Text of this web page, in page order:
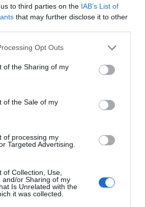
to third parties on the IAB’s List of
that may further disclose it to other
Opt Outs
of the Sharing of my
of the Sale of my
of processing my
Targeted Advertising.
of Collection, Use,
and/or Sharing of my
Is Unrelated with the
it was collected.
viitoare i comentariu.
ad
- Advertisment -